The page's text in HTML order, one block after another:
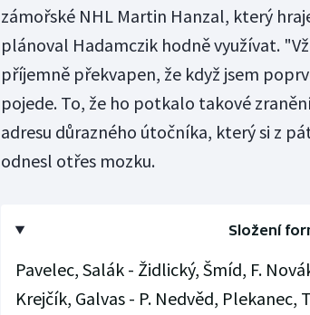
zámořské NHL Martin Hanzal, který
plánoval Hadamczik hodně využívat.
příjemně překvapen, že když jsem
pojede. To, že ho potkalo takové
adresu důrazného útočníka, který si z
odnesl otřes mozku.
Složení
Pavelec, Salák - Židlický, Šmíd, F.
Krejčík, Galvas - P. Nedvěd,